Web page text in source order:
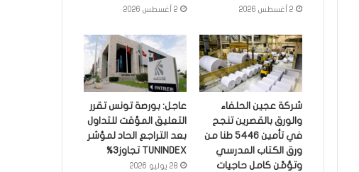
2 أغسطس 2026 2 أغسطس 2026
شركة عجين الحلفاء
والورق بالقصرين تنجح
في تأمين 5446 طنا من
ورق الكتاب المدرسي
وتؤمّن كامل حاجيات
عاجل: بورصة تونس تقرر
التعليق المؤقت للتداول
بعد التراجع الحاد لمؤشر
TUNINDEX تجاوز3%
28 يوليو 2026